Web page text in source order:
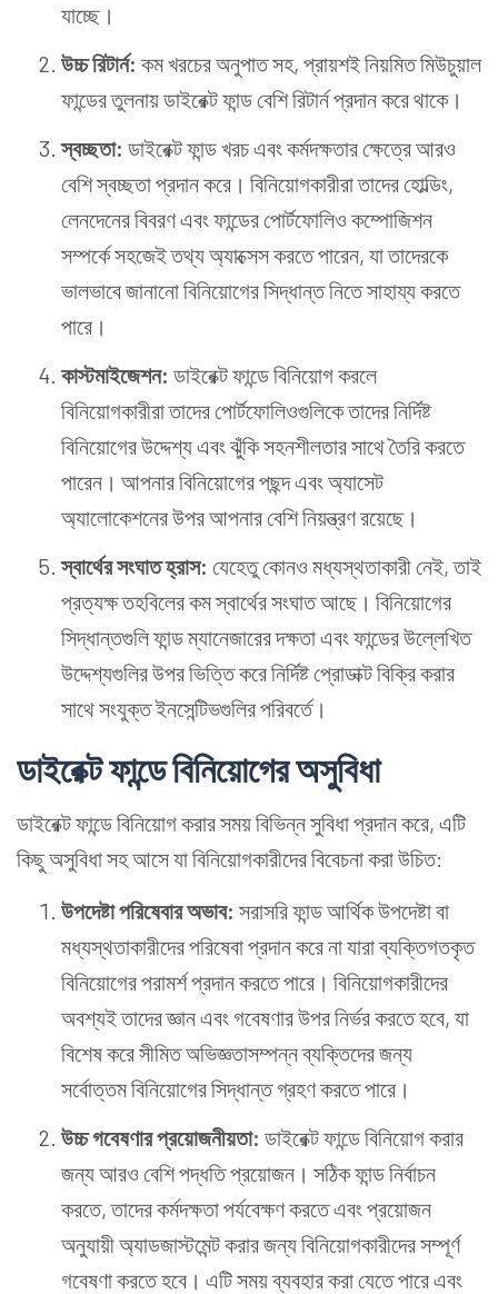
যাচ্ছে।
উচ্চ রিটার্ন: কম খরচের অনুপাত সহ, প্রায়শই নিয়মিত মিউচুয়াল
ফান্ডের তুলনায় ডাইরেক্ট ফান্ড বেশি রিটার্ন প্রদান করে থাকে।
স্বচ্ছতা: ডাইরেক্ট ফান্ড খরচ এবং কর্মদক্ষতার ক্ষেত্রে আরও
বেশি স্বচ্ছতা প্রদান করে। বিনিয়োগকারীরা তাদের হোল্ডিং,
লেনদেনের বিবরণ এবং ফান্ডের পোর্টফোলিও কম্পোজিশন
সম্পর্কে সহজেই তথ্য অ্যাক্সেস করতে পারেন, যা তাদেরকে
ভালভাবে জানানো বিনিয়োগের সিদ্ধান্ত নিতে সাহায্য করতে
পারে।
কাস্টমাইজেশন: ডাইরেক্ট ফান্ডে বিনিয়োগ করলে
বিনিয়োগকারীরা তাদের পোর্টফোলিওগুলিকে তাদের নির্দিষ্ট
বিনিয়োগের উদ্দেশ্য এবং ঝুঁকি সহনশীলতার সাথে তৈরি করতে
পারেন। আপনার বিনিয়োগের পছন্দ এবং অ্যাসেট
অ্যালোকেশনের উপর আপনার বেশি নিয়ন্ত্রণ রয়েছে।
স্বার্থের সংঘাত হ্রাস: যেহেতু কোনও মধ্যস্থতাকারী নেই, তাই
প্রত্যক্ষ তহবিলের কম স্বার্থের সংঘাত আছে। বিনিয়োগের
সিদ্ধান্তগুলি ফান্ড ম্যানেজারের দক্ষতা এবং ফান্ডের উল্লেখিত
উদ্দেশ্যগুলির উপর ভিত্তি করে নির্দিষ্ট প্রোডাক্ট বিক্রি করার
সাথে সংযুক্ত ইনসেন্টিভগুলির পরিবর্তে।
ডাইরেক্ট ফান্ডে বিনিয়োগের অসুবিধা
ডাইরেক্ট ফান্ডে বিনিয়োগ করার সময় বিভিন্ন সুবিধা প্রদান করে, এটি
কিছু অসুবিধা সহ আসে যা বিনিয়োগকারীদের বিবেচনা করা উচিত:
উপদেষ্টা পরিষেবার অভাব: সরাসরি ফান্ড আর্থিক উপদেষ্টা বা
মধ্যস্থতাকারীদের পরিষেবা প্রদান করে না যারা ব্যক্তিগতকৃত
বিনিয়োগের পরামর্শ প্রদান করতে পারে। বিনিয়োগকারীদের
অবশ্যই তাদের জ্ঞান এবং গবেষণার উপর নির্ভর করতে হবে, যা
বিশেষ করে সীমিত অভিজ্ঞতাসম্পন্ন ব্যক্তিদের জন্য
সর্বোত্তম বিনিয়োগের সিদ্ধান্ত গ্রহণ করতে পারে।
উচ্চ গবেষণার প্রয়োজনীয়তা: ডাইরেক্ট ফান্ডে বিনিয়োগ করার
জন্য আরও বেশি পদ্ধতি প্রয়োজন। সঠিক ফান্ড নির্বাচন
করতে, তাদের কর্মদক্ষতা পর্যবেক্ষণ করতে এবং প্রয়োজন
অনুযায়ী অ্যাডজাস্টমেন্ট করার জন্য বিনিয়োগকারীদের সম্পূর্ণ
গবেষণা করতে হবে। এটি সময় ব্যবহার করা যেতে পারে এবং